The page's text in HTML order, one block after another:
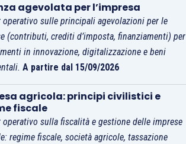
agevolata per l’impresa
operativo sulle principali agevolazioni per le
(contributi, crediti d’imposta, finanziamenti) per
in innovazione, digitalizzazione e beni
A partire dal 15/09/2026
agricola: principi civilistici e
fiscale
operativo sulla fiscalità e gestione delle imprese
regime fiscale, società agricole, tassazione